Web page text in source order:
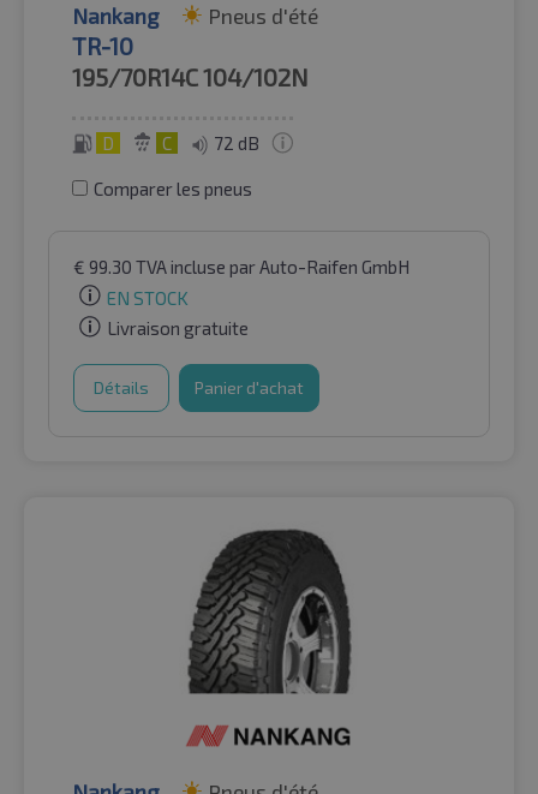
Nankang Pneus d'été
TR-10
195/70R14C104/102N
D C 72 dB
Comparer les pneus
€ 99.30 TVA incluse par Auto-Raifen GmbH
EN STOCK
Livraison gratuite
Détails Panier d'achat